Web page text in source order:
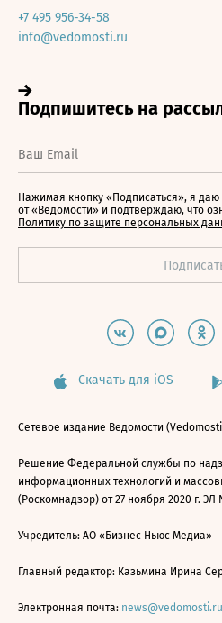
+7 495 956-34-58
info@vedomosti.ru
Нажимая кнопку «Подписаться», я даю
от «Ведомости» и подтверждаю, что
Политику по защите персональных
Скачать для iOS
Сетевое издание Ведомости
Решение Федеральной службы по
информационных технологий и
(Роскомнадзор) от 27 ноября 2020 г. ЭЛ
Учредитель: АО «Бизнес Ньюс Медиа»
Главный редактор: Казьмина Ирина
Электронная почта: news@vedomosti.ru